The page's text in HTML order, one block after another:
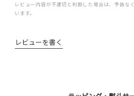
レビュー内容が不適切と判断した場合は、予告な
います。
レビューを書く